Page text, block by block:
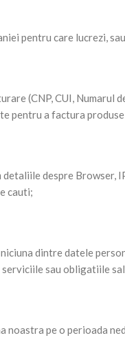
pentru care lucrezi,
(CNP, CUI,
pentru a factura
despre
cauti;
dintre datele
sau obligatiile
noastra pe o perioada